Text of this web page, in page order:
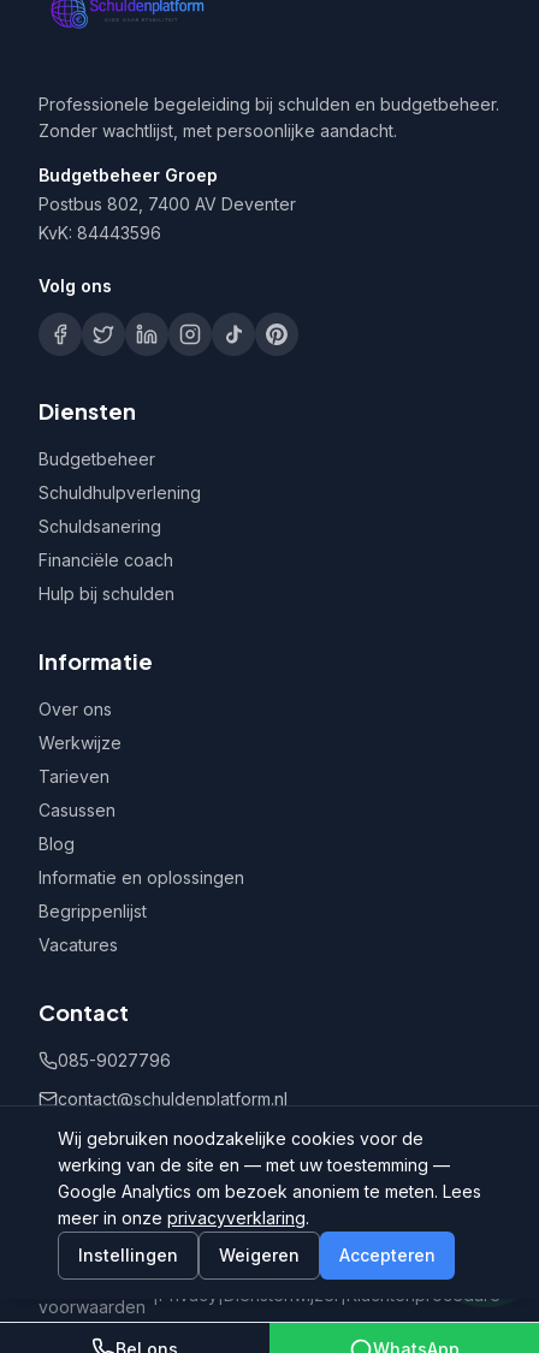
Professionele begeleiding bij schulden en budgetbeheer.
Zonder wachtlijst, met persoonlijke aandacht.
Budgetbeheer Groep
Postbus 802, 7400 AV Deventer
KvK: 84443596
Volg ons
Diensten
Budgetbeheer
Schuldhulpverlening
Schuldsanering
Financiële coach
Hulp bij schulden
Informatie
Over ons
Werkwijze
Tarieven
Casussen
Blog
Informatie en oplossingen
Begrippenlijst
Vacatures
Contact
085-9027796
contact@schuldenplatform.nl
Postbus 802, 7400 AV Deventer
©
Schuldenplatform.nl
Algemene
voorwaarden
|Privacy |Dienstenwijzer |Klachtenprocedure
Bel ons WhatsApp
Wij gebruiken noodzakelijke cookies voor de
werking van de site en — met uw toestemming —
Google Analytics om bezoek anoniem te meten. Lees
meer in onze privacyverklaring.
Instellingen
Weigeren Accepteren